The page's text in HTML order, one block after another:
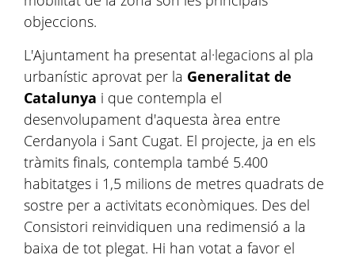
objeccions.
L'Ajuntament ha presentat al·legacions al pla
urbanístic aprovat per la Generalitat de
Catalunya i que contempla el
desenvolupament d'aquesta àrea entre
Cerdanyola i Sant Cugat. El projecte, ja en els
tràmits finals, contempla també 5.400
habitatges i 1,5 milions de metres quadrats de
sostre per a activitats econòmiques. Des del
Consistori reinvidiquen una redimensió a la
baixa de tot plegat. Hi han votat a favor el